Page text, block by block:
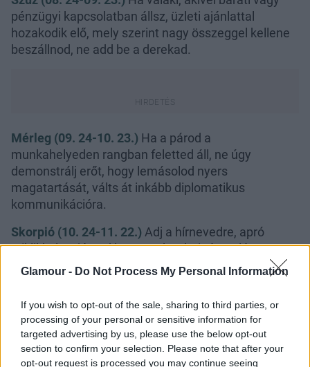
Glamour - Do Not Process My Personal Information
If you wish to opt-out of the sale, sharing to third parties, or
processing of your personal or sensitive information for
targeted advertising by us, please use the below opt-out
section to confirm your selection. Please note that after your
opt-out request is processed you may continue seeing
pénzügyi kapcsolatban állsz, üzleti ajánlattal
hozakodik elő, mely szerint nagy összeggel kellene
beszállnod, ne add be a derekad.
Mérleg (09. 24-10. 23.) Ha a párod a
munkahelyeden rangban feletted áll, ne úgy
demonstrálj erőt, hogy lemásolod nyers
magatartását, válts át inkább diplomatikus
kommunikációra.
Skorpió (10. 24-11. 22.) Adj a hírnevedre, apró
stiklikkel ne járasd le magad, üzleti tárgyalás vagy
állásvadászat során pedig mérd fel erődet és
lehetőségeidet, és lásd be: nem végtelenek.
Nyilas (11. 23-12. 21.)Mérgezett nyilaidat
hangzatos szóvirágba rejtheted, de teljesen
felesleges üzleti haszonról vagy örökségről
vitatkozni, mert csak a kapcsolataidnak ártasz.